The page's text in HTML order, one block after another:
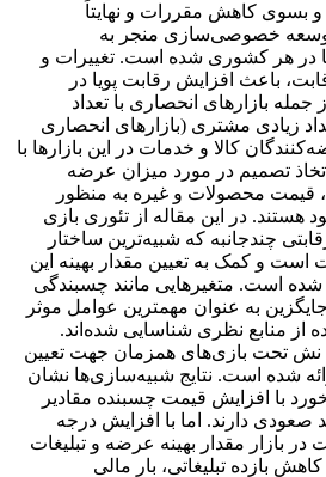
بسوی کاهش مقررات و نهایتاً
خصوصی‌سازی منجر به
در هر کشوری شده است. تغییرات و
باعث افزایش رقابت پویا در
بازارهای انحصاری با تعداد
زیادی مشتری (بازارهای انحصاری
کالا و خدمات در این بازارها با
تصمیم در مورد میزان عرضه
قیمت محصولات و غیره به منظور
در این مقاله از تئوری بازی‌
چندجانبه که شبیه‌ترین ساختار
است و کمک به تعیین مقدار بهینه این
شده است. متغیرهایی مانند چسبندگی
به عنوان مهمترین عوامل موثر
از منابع نظری شناسایی شده‌اند.
نش تحت بازی‌های همزمان جهت تعیین
شده است. نتایج شبیه‌سازی‌ها نشان
با افزایش قیمت چسبنده مقادیر
صعودی دارند. اما با افزایش درجه
بازار مقدار بهینه عرضه و تبلیغات
بازده تبلیغاتی، بار مالی